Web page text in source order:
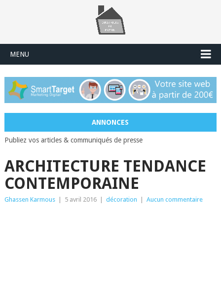
MENU
ANNONCES
Publiez vos articles & communiqués de presse
ARCHITECTURE TENDANCE
CONTEMPORAINE
Ghassen Karmous 5 avril 2016 décoration Aucun commentaire